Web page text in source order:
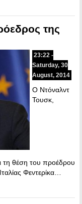
της
23:22 -
Saturday, 30
August, 2014
Ο Ντόναλντ
Τουσκ,
τη θέση του προέδρου
Φεντερίκα…